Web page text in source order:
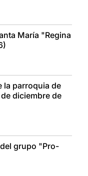
María "Regina
la parroquia de
diciembre de
grupo "Pro-